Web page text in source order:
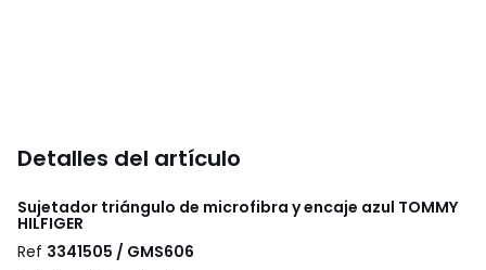
Detalles del artículo
Sujetador triángulo de microfibra y encaje azul TOMMY
HILFIGER
Ref 3341505 / GMS606